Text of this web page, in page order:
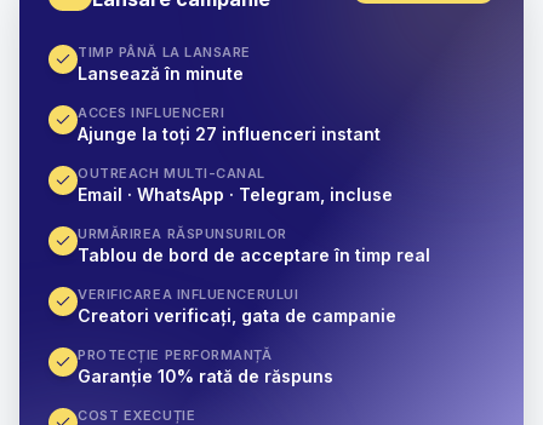
TIMP PÂNĂ LA LANSARE
Lansează în minute
ACCES INFLUENCERI
Ajunge la toți 27 influenceri instant
OUTREACH MULTI-CANAL
Email · WhatsApp · Telegram, incluse
URMĂRIREA RĂSPUNSURILOR
Tablou de bord de acceptare în timp real
VERIFICAREA INFLUENCERULUI
Creatori verificați, gata de campanie
PROTECȚIE PERFORMANȚĂ
Garanție 10% rată de răspuns
COST EXECUȚIE